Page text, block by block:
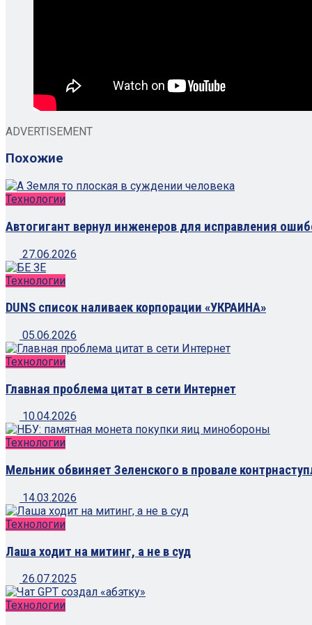
ADVERTISEMENT
Похожие
Технологии
Автогигант вернул инженеров для исправления
27.06.2026
Технологии
DUNS список наливаек корпорации «УКРАИНА»
05.06.2026
Технологии
Главная проблема цитат в сети Интернет
10.04.2026
Технологии
Мельник обвиняет Зеленского в провале
14.03.2026
Технологии
Лаша ходит на митинг, а не в суд
26.07.2025
Технологии